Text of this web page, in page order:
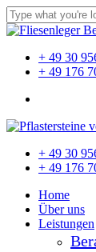
Skip
to
content
Close
Menu
+ 49 30
+ 49 176
Close
Menu
+ 49 30
+ 49 176
Home
Über uns
Leistungen